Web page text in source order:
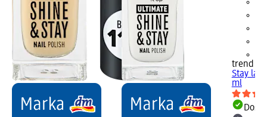
trend !t
Stay lak
ml